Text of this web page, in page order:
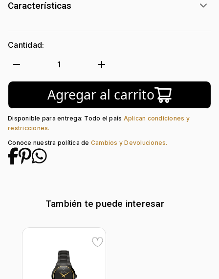
Características
Marca: Bulova
Género:
Forma de caja:
Movimiento:
Color del Bisel: Negro
Color del tablero: Negro + Dorado
Color del Pulso:
Negro
Estilo de numeración:
Sin Números
Material del pulso:
Cantidad:
remove 1 add
Agregar al carrito
Disponible para entrega: Todo el país Aplican condiciones y
restricciones.
Conoce nuestra política de Cambios y Devoluciones.
También te puede interesar